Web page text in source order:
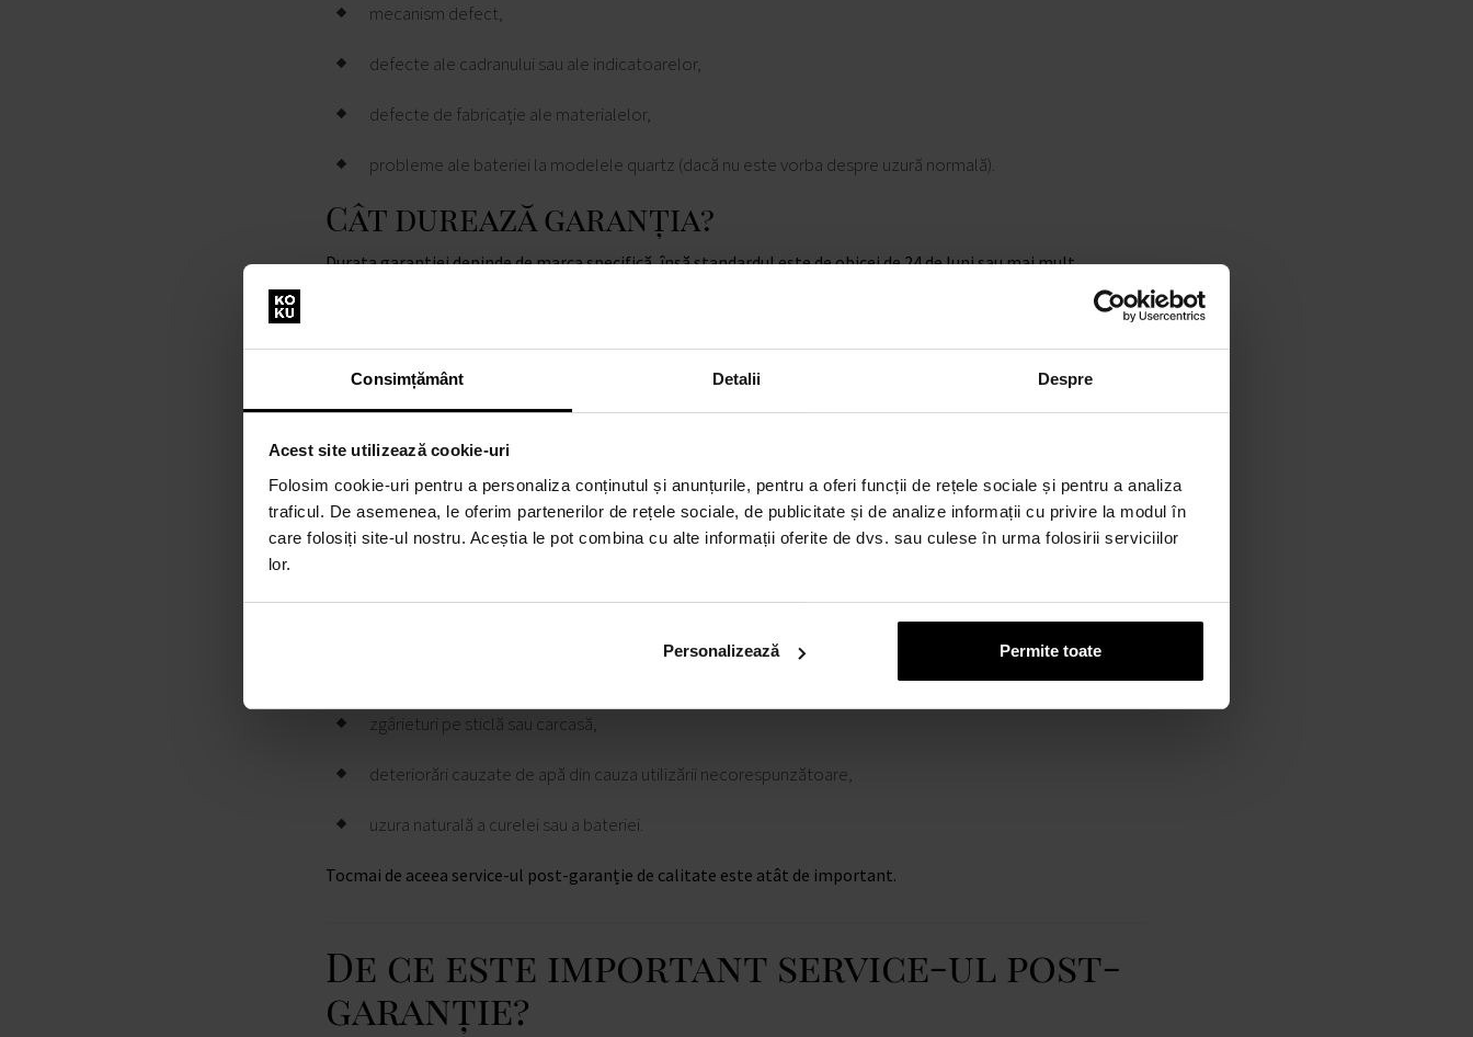
Consimțământ Detalii Despre
Acest site utilizează cookie-uri
Folosim cookie-uri pentru a personaliza conținutul și anunțurile, pentru a oferi funcții de rețele sociale și pentru a analiza
traficul. De asemenea, le oferim partenerilor de rețele sociale, de publicitate și de analize informații cu privire la modul în
care folosiți site-ul nostru. Aceștia le pot combina cu alte informații oferite de dvs. sau culese în urma folosirii serviciilor
lor.
Personalizează Permite toate
mecanism defect,
defecte ale cadranului sau ale indicatoarelor,
defecte de fabricație ale materialelor,
probleme ale bateriei la modelele quartz (dacă nu este vorba despre uzură normală).
Cât durează garanția?
Durata garanției depinde de marca specifică, însă standardul este de obicei de 24 de luni sau mai mult,
Fiecare ceas este livrat:
cu documentul de achiziție,
cu certificat de garanție sau înregistrare electronică,
cu condiții clare de service.
zgârieturi pe sticlă sau carcasă,
deteriorări cauzate de apă din cauza utilizării necorespunzătoare,
uzura naturală a curelei sau a bateriei.
Tocmai de aceea service-ul post-garanție de calitate este atât de important.
De ce este important service-ul post-
garanție?